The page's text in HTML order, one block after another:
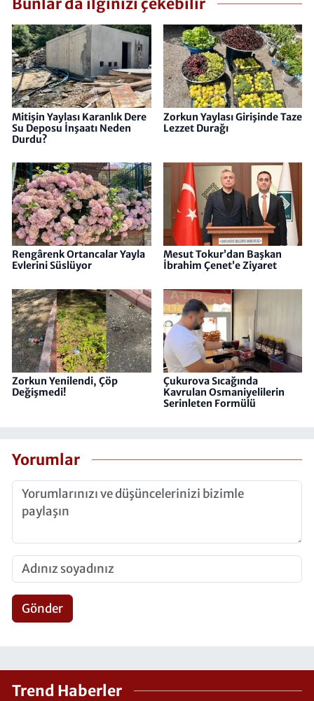
Bunlar da ilginizi çekebilir
Mitişin Yaylası Karanlık Dere
Su Deposu İnşaatı Neden
Durdu?
Zorkun Yaylası Girişinde Taze
Lezzet Durağı
Rengârenk Ortancalar Yayla
Evlerini Süslüyor
Mesut Tokur’dan Başkan
İbrahim Çenet’e Ziyaret
Zorkun Yenilendi, Çöp
Değişmedi!
Çukurova Sıcağında
Kavrulan Osmaniyelilerin
Serinleten Formülü
Yorumlar
Gönder
Trend Haberler